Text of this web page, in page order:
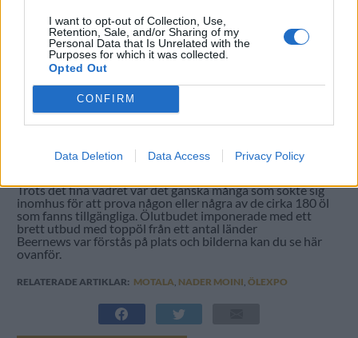
I want to opt-out of Collection, Use,
Retention, Sale, and/or Sharing of my
Personal Data that Is Unrelated with the
Purposes for which it was collected.
Opted Out
CONFIRM
Data Deletion Data Access Privacy Policy
Motala Ölexpo arrangerades för första gången på
Stadshotellet i Motala i helgen. Det blev en fest som tog
ordentlig fart under lördagen.
Nader Moini och de övriga på Berggrens Öltapp har
Kanal i flera år. Men nu var det dags att flytta in till centrala
Motala och Stadshotellet. Efter en lite lugnare fredagskväll
Trots det fina vädret var det ganska många som sökte sig
inomhus för att prova någon eller några av de cirka 180 öl
som fanns tillgängliga. Ölutbudet imponerade med ett
brett utbud med toppöl från ett antal länder
Beernews var förstås på plats och bilderna kan du se här
ovanför.
RELATERADE ARTIKLAR: MOTALA, NADER MOINI, ÖLEXPO